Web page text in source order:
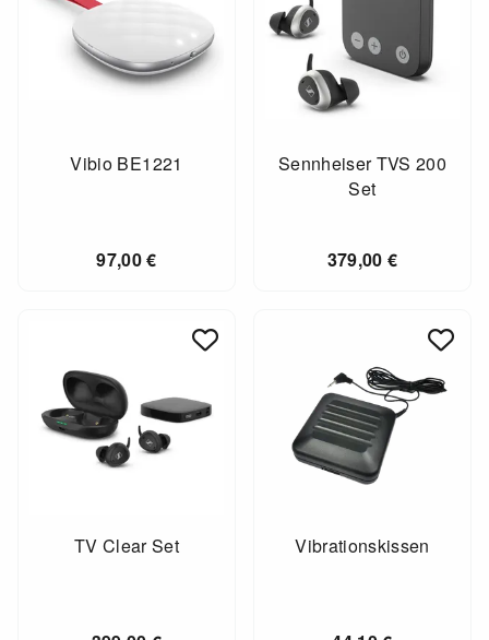
Vibio BE1221
97,00€
Sennheiser TVS 200
Set
379,00€
TV Clear Set Vibrationskissen